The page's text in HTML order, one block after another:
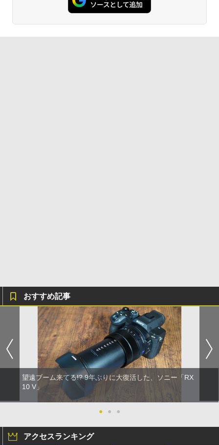
おすすめ記事
望遠ブーム来てる!? 9年ぶりに大復活した、ソニー「RX
10 V」
● ● ●
アクセスランキング